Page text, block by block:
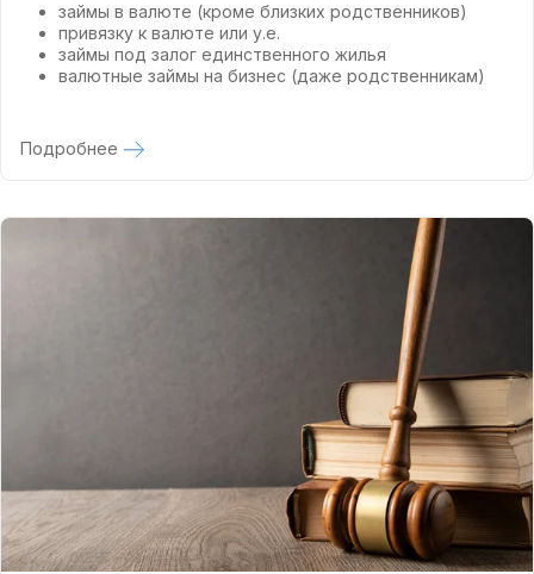
займы в валюте (кроме близких родственников)
привязку к валюте или у.е.
займы под залог единственного жилья
валютные займы на бизнес (даже родственникам)
Подробнее